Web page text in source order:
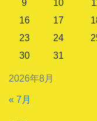
2026年8月
9
10
16
17
23
24
30
31
« 7月